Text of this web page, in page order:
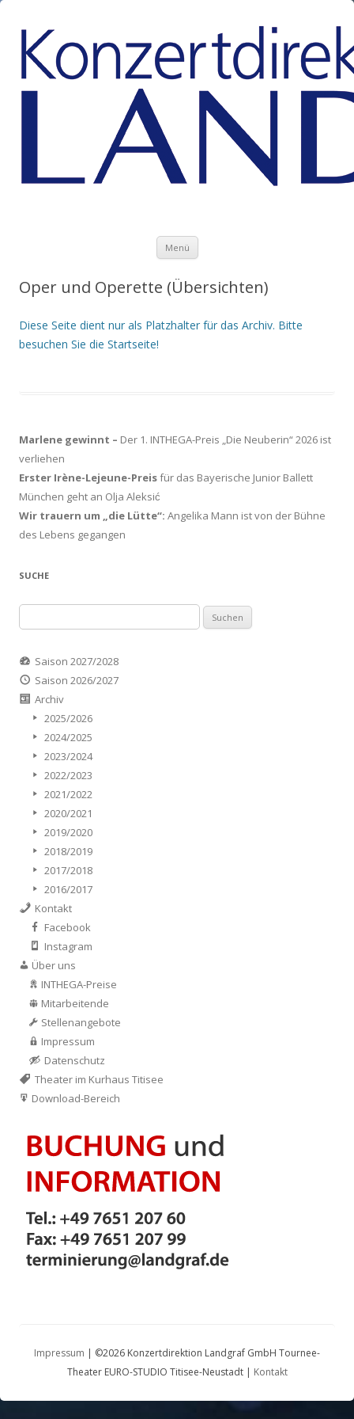
Menü
Oper und Operette (Übersichten)
Diese Seite dient nur als Platzhalter für das Archiv. Bitte
besuchen Sie die Startseite!
Marlene gewinnt – Der 1. INTHEGA-Preis „Die Neuberin“ 2026 ist
verliehen
Erster Irène-Lejeune-Preisfür das Bayerische Junior Ballett
München geht an Olja Aleksić
Wir trauern um „die Lütte“: Angelika Mann ist von der Bühne
des Lebens gegangen
SUCHE
nach:
Saison 2027/2028
Saison 2026/2027
Archiv
2025/2026
2024/2025
2023/2024
2022/2023
2021/2022
2020/2021
2019/2020
2018/2019
2017/2018
2016/2017
Kontakt
Facebook
Instagram
Über uns
INTHEGA-Preise
Mitarbeitende
Stellenangebote
Impressum
Datenschutz
Theater im Kurhaus Titisee
Download-Bereich
Impressum | ©2026 Konzertdirektion Landgraf GmbH Tournee-
Theater EURO-STUDIO Titisee-Neustadt | Kontakt